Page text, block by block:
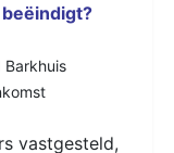
vastgesteld,